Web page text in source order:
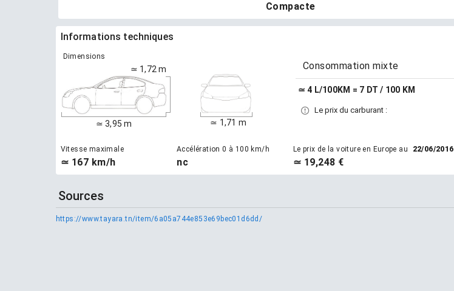
Compacte
Informations techniques
Dimensions
≃ 1,72 m
≃ 3,95 m ≃ 1,71 m
Consommation mixte
≃ 4 L/100KM = 7 DT / 100 KM
Le prix du carburant :
Vitesse maximale
≃ 167 km/h
Accélération 0 à 100 km/h
nc
Le prix de la voiture en Europe au 22/06/2016
≃ 19,248 €
Sources
https://www.tayara.tn/item/6a05a744e853e69bec01d6dd/